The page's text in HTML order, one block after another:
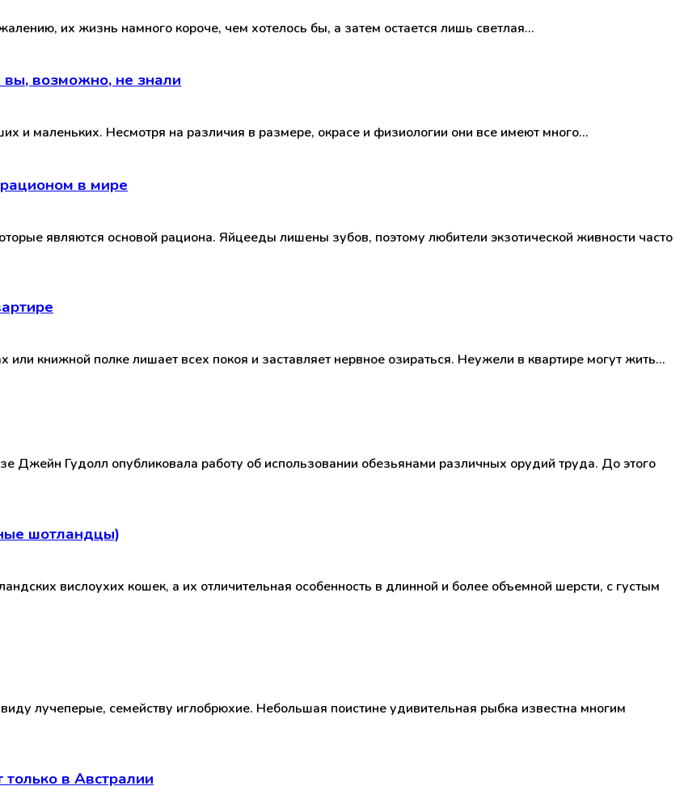
их жизнь намного короче, чем хотелось бы, а затем остается лишь светлая…
возможно, не знали
и маленьких. Несмотря на различия в размере, окрасе и физиологии они все имеют много…
в мире
являются основой рациона. Яйцееды лишены зубов, поэтому любители экзотической живности часто
книжной полке лишает всех покоя и заставляет нервное озираться. Неужели в квартире могут жить…
Джейн Гудолл опубликовала работу об использовании обезьянами различных орудий труда. До этого
шотландцы)
вислоухих кошек, а их отличительная особенность в длинной и более объемной шерсти, с густым
лучеперые, семейству иглобрюхие. Небольшая поистине удивительная рыбка известна многим
в Австралии